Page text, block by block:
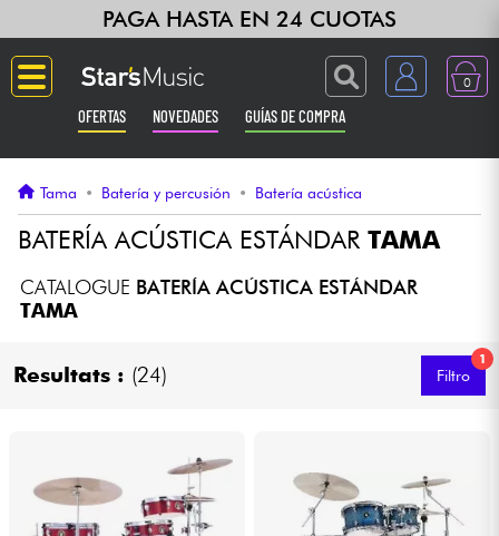
PAGA HASTA EN 24 CUOTAS
0
OFERTAS NOVEDADES GUÍAS DE COMPRA
Guitarras & Bajos
Ampli & Efectos
Auriculares
Tama • Batería y percusión • Batería acústica
BATERÍA ACÚSTICA ESTÁNDAR TAMA
CATALOGUE BATERÍA ACÚSTICA ESTÁNDAR
TAMA
Resultats : (24)
1
Filtro